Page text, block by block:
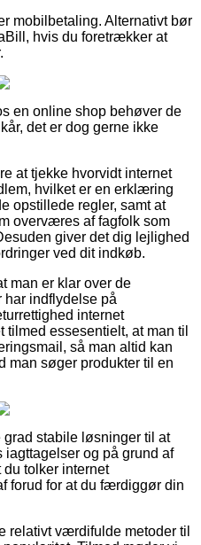
mobilbetaling. Alternativt bør
hvis du foretrækker at
en online shop behøver de
det er dog gerne ikke
at tjekke hvorvidt internet
hvilket er en erklæring
opstillede regler, samt at
overværes af fagfolk som
giver det dig lejlighed
ved dit indkøb.
man er klar over de
har indflydelse på
internet
essesentielt, at man til
så man altid kan
man søger produkter til en
stabile løsninger til at
og på grund af
tolker internet
forud for at du færdiggør din
relativt værdifulde metoder til